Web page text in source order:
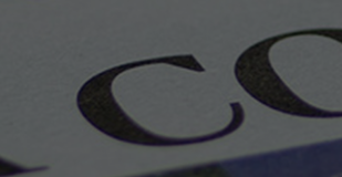
了解更多
了解更多
了解更多